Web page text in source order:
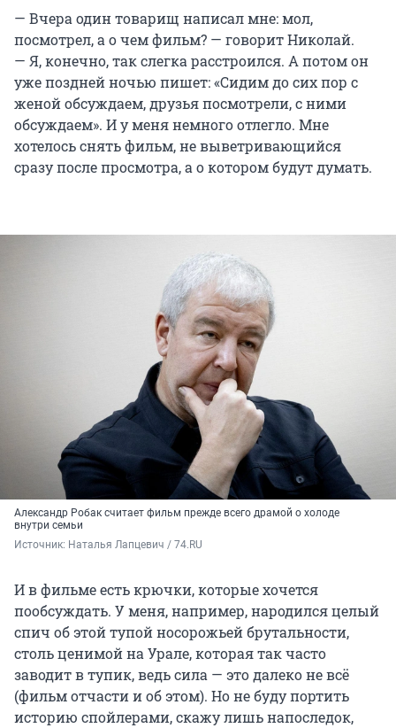
— Вчера один товарищ написал мне: мол,
посмотрел, а о чем фильм? — говорит Николай.
— Я, конечно, так слегка расстроился. А потом он
уже поздней ночью пишет: «Сидим до сих пор с
женой обсуждаем, друзья посмотрели, с ними
обсуждаем». И у меня немного отлегло. Мне
хотелось снять фильм, не выветривающийся
сразу после просмотра, а о котором будут думать.
Александр Робак считает фильм прежде всего драмой о холоде
внутри семьи
Источник: Наталья Лапцевич / 74.RU
И в фильме есть крючки, которые хочется
пообсуждать. У меня, например, народился целый
спич об этой тупой носорожьей брутальности,
столь ценимой на Урале, которая так часто
заводит в тупик, ведь сила — это далеко не всё
(фильм отчасти и об этом). Но не буду портить
историю спойлерами, скажу лишь напоследок,